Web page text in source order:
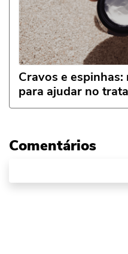
Cravos e
para ajudar no
Comentários